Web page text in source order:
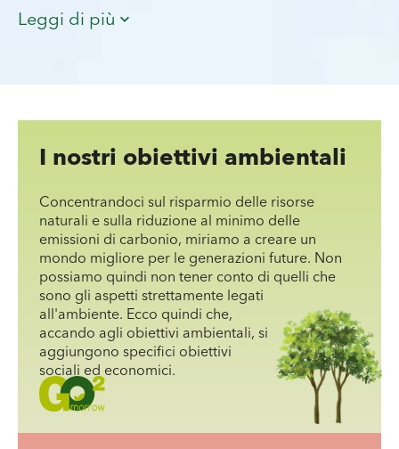
Immaginate questo
quadrato, che richiede 12 litri di gas metano.
Il risultato?Un muro che ora disperde solo
20 litri di gas metano e recupera l'energia
prodotta in solo 1,7 anni.
L’impatto ambientale dei risparmi ottenuti
grazie alle soluzioni di isolamento termico
Baumit è a dir poco sorprendente e
ammonta ad oggi a 800 milioni di tonnellate
di CO2*.
Leggi di più
I nostri obiettivi ambientali
Concentrandoci sul risparmio delle risorse
naturali e sulla riduzione al minimo delle
emissioni di carbonio, miriamo a creare un
mondo migliore per le generazioni future. Non
possiamo quindi non tener conto di quelli che
sono gli aspetti strettamente legati
all'ambiente. Ecco quindi che,
accando agli obiettivi ambientali, si
aggiungono specifici obiettivi
sociali ed economici.